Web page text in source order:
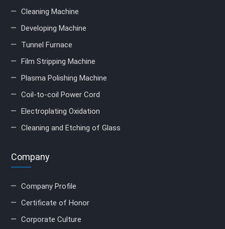
Cleaning Machine
Developing Machine
Tunnel Furnace
Film Stripping Machine
Plasma Polishing Machine
Coil-to-coil Power Cord
Electroplating Oxidation
Cleaning and Etching of Glass
Company
Company Profile
Certificate of Honor
Corporate Culture